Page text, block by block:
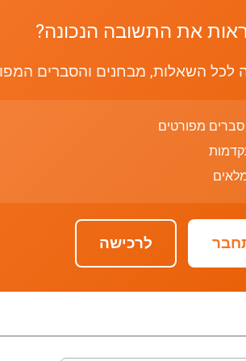
את התשובה הנכונה?
לכל השאלות, מבחנים והסברים
מפורטים
לרכישה